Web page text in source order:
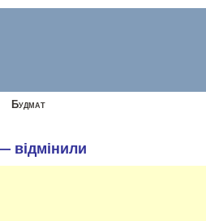
Будмат
відмінили